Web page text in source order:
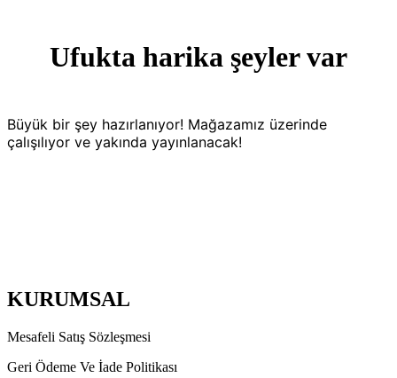
Ufukta harika şeyler var
Büyük bir şey hazırlanıyor! Mağazamız üzerinde
çalışılıyor ve yakında yayınlanacak!
KURUMSAL
Mesafeli Satış Sözleşmesi
Geri Ödeme Ve İade Politikası